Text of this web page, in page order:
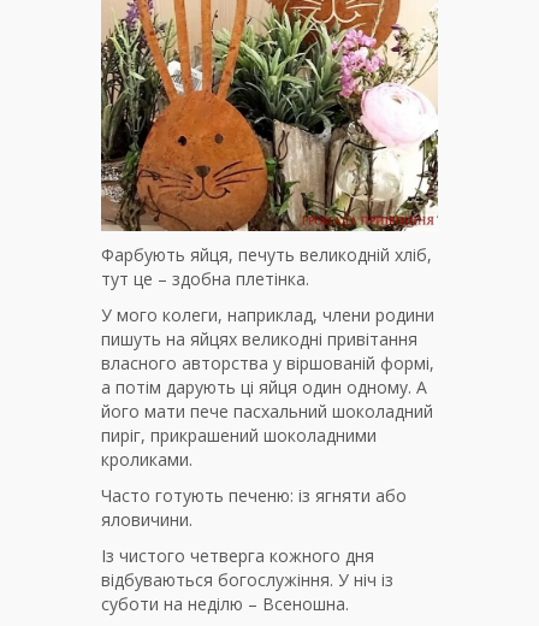
Фарбують яйця, печуть великодній хліб,
тут це – здобна плетінка.
У мого колеги, наприклад, члени родини
пишуть на яйцях великодні привітання
власного авторства у віршованій формі,
а потім дарують ці яйця один одному. А
його мати пече пасхальний шоколадний
пиріг, прикрашений шоколадними
кроликами.
Часто готують печеню: із ягняти або
яловичини.
Із чистого четверга кожного дня
відбуваються богослужіння. У ніч із
суботи на неділю – Всеношна.